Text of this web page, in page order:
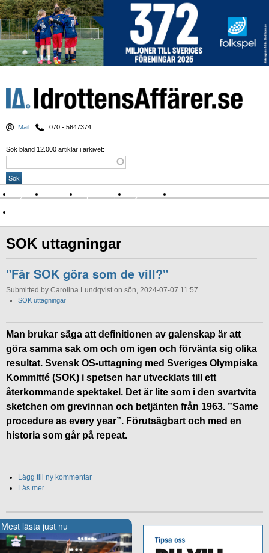
Mail 070 - 5647374
Sök bland 12.000 artiklar i arkivet:
Nyheter Krönikor Sport & spel Nyhetsbrev
SOK uttagningar
"Får SOK göra som de vill?"
Submitted by Carolina Lundqvist on sön, 2024-07-07 11:57
SOK uttagningar
Man brukar säga att definitionen av galenskap är att
göra samma sak om och om igen och förvänta sig olika
resultat. Svensk OS-uttagning med Sveriges Olympiska
Kommitté (SOK) i spetsen har utvecklats till ett
återkommande spektakel. Det är lite som i den svartvita
sketchen om grevinnan och betjänten från 1963. ”Same
procedure as every year”. Förutsägbart och med en
historia som går på repeat.
Lägg till ny kommentar
Läs mer
Mest lästa just nu